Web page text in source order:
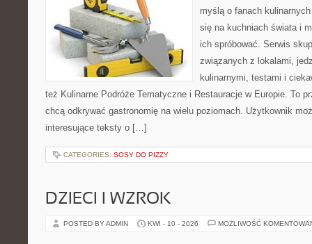
myślą o fanach
się na kuchniach świata i
ich spróbować. Serwis
związanych z lokalami,
kulinarnymi, testami i
też Kulinarne Podróże Tematyczne i Restauracje w Europie. To
chcą odkrywać gastronomię na wielu poziomach. Użytkownik
interesujące teksty o […]
CATEGORIES: SOSY DO PIZZY
DZIECI I WZROK
POSTED BY ADMIN KWI - 10 - 2026 MOŻLIWOŚĆ